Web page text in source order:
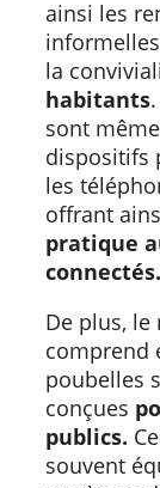
ainsi les
la
habitants
sont
dispositifs
les
offrant
pratique
connectés.
De plus,
comprend
poubelles
conçues
publics.
souvent